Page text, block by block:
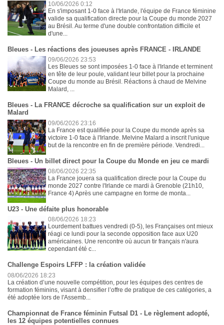
10/06/2026 0:12
En s'imposant 1-0 face à l'Irlande, l'équipe de France féminine
valide sa qualification directe pour la Coupe du monde 2027
au Brésil. Au terme d'une double confrontation difficile et
d'une...
Bleues - Les réactions des joueuses après FRANCE - IRLANDE
09/06/2026 23:53
Les Bleues se sont imposées 1-0 face à l'Irlande et terminent
en tête de leur poule, validant leur billet pour la prochaine
Coupe du monde au Brésil. Réactions à chaud de Melvine
Malard, ...
Bleues - La FRANCE décroche sa qualification sur un exploit de
Malard
09/06/2026 23:16
La France est qualifiée pour la Coupe du monde après sa
victoire 1-0 face à l'Irlande. Melvine Malard a inscrit l'unique
but de la rencontre en fin de première période. Vendredi...
Bleues - Un billet direct pour la Coupe du Monde en jeu ce mardi
08/06/2026 22:35
La France jouera sa qualification directe pour la Coupe du
monde 2027 contre l'Irlande ce mardi à Grenoble (21h10,
France 4) Après une campagne en forme de monta...
U23 - Une défaite plus honorable
08/06/2026 18:23
Lourdement battues vendredi (0-5), les Françaises ont mieux
réagi ce lundi pour la seconde opposition face aux U20
américaines. Une rencontre où aucun tir français n'aura
cependant été c...
Challenge Espoirs LFFP : la création validée
08/06/2026 18:23
La création d’une nouvelle compétition, pour les équipes des centres de
formation féminins, visant à densifier l’offre de pratique de ces catégories, a
été adoptée lors de l'Assemb...
Championnat de France féminin Futsal D1 - Le règlement adopté,
les 12 équipes potentielles connues